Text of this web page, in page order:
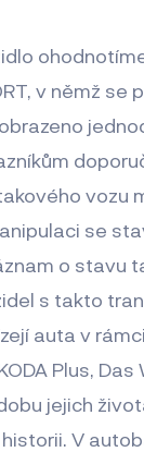
v němž
vozu
se
o stavu
s takto
auta v
Plus,
jejich
V